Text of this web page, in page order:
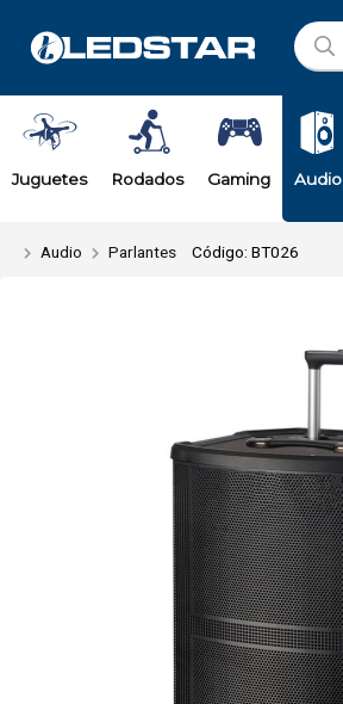
Juguetes Rodados Gaming Audio
Audio Parlantes Código: BT026